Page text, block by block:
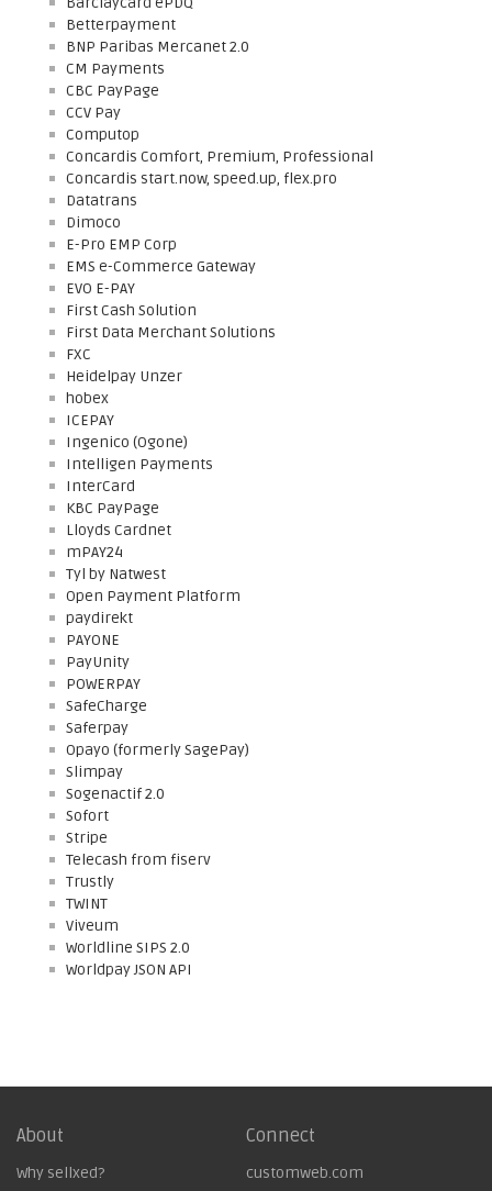
Betterpayment
BNP Paribas Mercanet 2.0
CM Payments
CBC PayPage
CCV Pay
Computop
Concardis Comfort, Premium, Professional
Concardis start.now, speed.up, flex.pro
Datatrans
Dimoco
E-Pro EMP Corp
EMS e-Commerce Gateway
EVO E-PAY
First Cash Solution
First Data Merchant Solutions
FXC
Heidelpay Unzer
hobex
ICEPAY
Ingenico (Ogone)
Intelligen Payments
InterCard
KBC PayPage
Lloyds Cardnet
mPAY24
Tyl by Natwest
Open Payment Platform
paydirekt
PAYONE
PayUnity
POWERPAY
SafeCharge
Saferpay
Opayo (formerly SagePay)
Slimpay
Sogenactif 2.0
Sofort
Stripe
Telecash from fiserv
Trustly
TWINT
Viveum
Worldline SIPS 2.0
Worldpay JSON API
About
Why sellxed?
Connect
customweb.com